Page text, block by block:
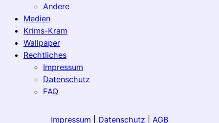
Andere
Medien
Krims-Kram
Wallpaper
Rechtliches
Impressum
Datenschutz
FAQ
Impressum Datenschutz AGB